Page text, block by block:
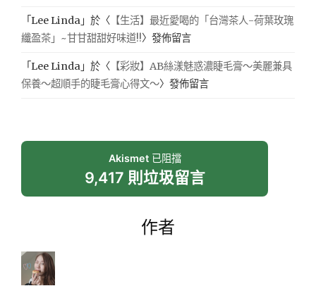
「Lee Linda 」於〈 【生活】最近愛喝的「台灣茶人-荷葉玫瑰
纖盈茶」~甘甘甜甜好味道!!〉發佈留言
「Lee Linda 」於〈 【彩妝】AB絲漾魅惑濃睫毛膏～美麗兼具
保養～超順手的睫毛膏心得文～〉發佈留言
Akismet已阻擋
9,417 則垃圾留言
作者